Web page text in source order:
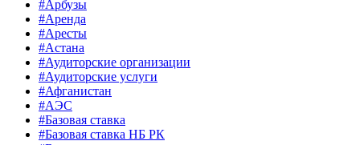
#Арбузы
#Аренда
#Аресты
#Астана
#Аудиторские организации
#Аудиторские услуги
#Афганистан
#АЭС
#Базовая ставка
#Базовая ставка НБ РК